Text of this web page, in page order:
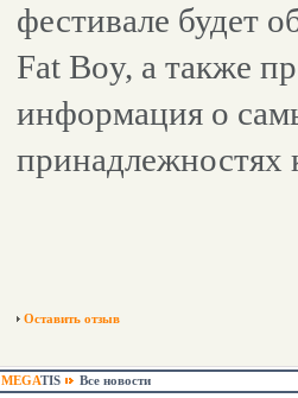
фестивале будет
Fat Boy, а также
информация о
принадлежностях
Оставить отзыв
MEGATIS Все новости